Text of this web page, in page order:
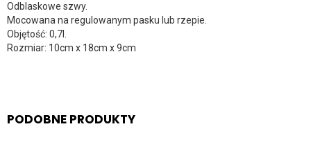
Odblaskowe szwy.
Mocowana na regulowanym pasku lub rzepie.
Objętość: 0,7l.
Rozmiar: 10cm x 18cm x 9cm
PODOBNE PRODUKTY